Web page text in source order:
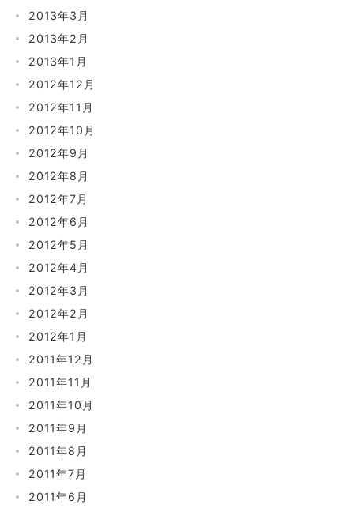
2013年3月
2013年2月
2013年1月
2012年12月
2012年11月
2012年10月
2012年9月
2012年8月
2012年7月
2012年6月
2012年5月
2012年4月
2012年3月
2012年2月
2012年1月
2011年12月
2011年11月
2011年10月
2011年9月
2011年8月
2011年7月
2011年6月